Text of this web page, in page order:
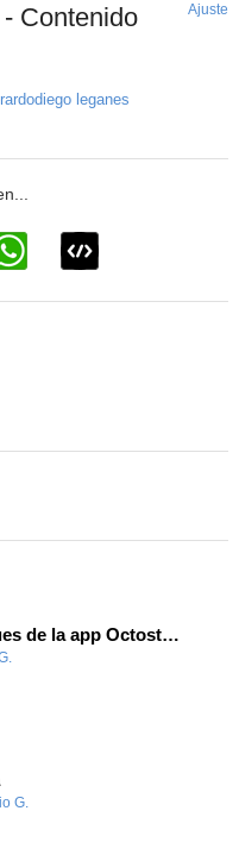
Contenido
Ajuste
leganes
Conoce los bloques de la app Octostudio, gratuito, offline y para tu tablet y móvil - Contenido educativo
G.